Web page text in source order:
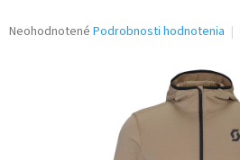
Priemerné
Neohodnotené Podrobnosti hodnotenia